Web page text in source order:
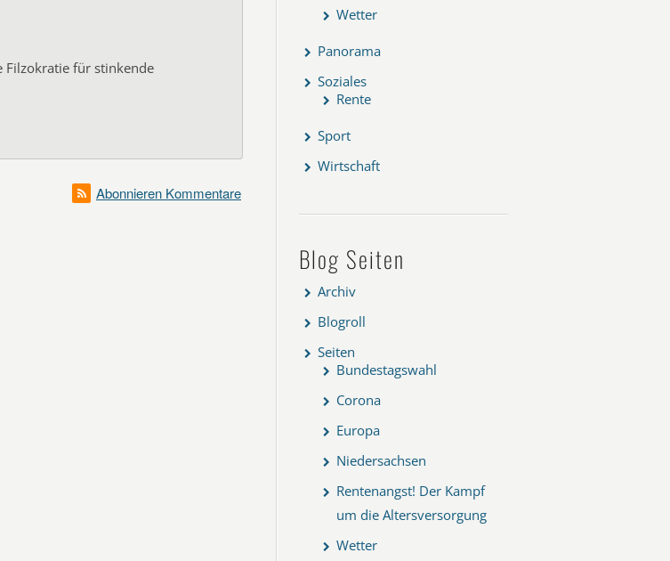
Filzokratie für stinkende
Abonnieren Kommentare
Wetter
Panorama
Soziales
Rente
Sport
Wirtschaft
Blog Seiten
Archiv
Blogroll
Seiten
Bundestagswahl
Corona
Europa
Niedersachsen
Rentenangst! Der Kampf
um die Altersversorgung
Wetter